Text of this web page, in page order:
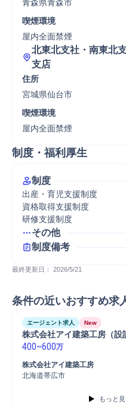
青森県青森市
喫煙環境
屋内全面禁煙
北東北支社・南東北
支店
住所
宮城県仙台市
喫煙環境
屋内全面禁煙
制度・福利厚生
制度
出産・育児支援制度
資格取得支援制度
研修支援制度
その他
制度備考
最終更新日： 2026/5/21
条件の近いおすすめ求
エージェント求人 New
株式会社アイ建築工房（設
400~600万
株式会社アイ建築工房
北海道帯広市
もっと